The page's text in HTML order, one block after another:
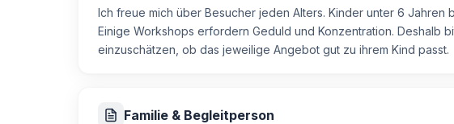
Wenn du eine grössere Tasse oder ein besonders aufwendiges
ebenfalls möglich. Je nach Grösse und Materialaufwand kann ein
besonders gemütliches und nachhaltiges kreatives Erlebnis. 🍵✨
Ich freue mich über Besucher jeden Alters. Kinder unter 6
Einige Workshops erfordern Geduld und Konzentration. Deshalb
einzuschätzen, ob das jeweilige Angebot gut zu ihrem Kind passt.
Familie & Begleitperson